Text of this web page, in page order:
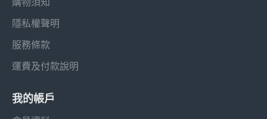
隱私權聲明
服務條款
運費及付款說明
我的帳戶